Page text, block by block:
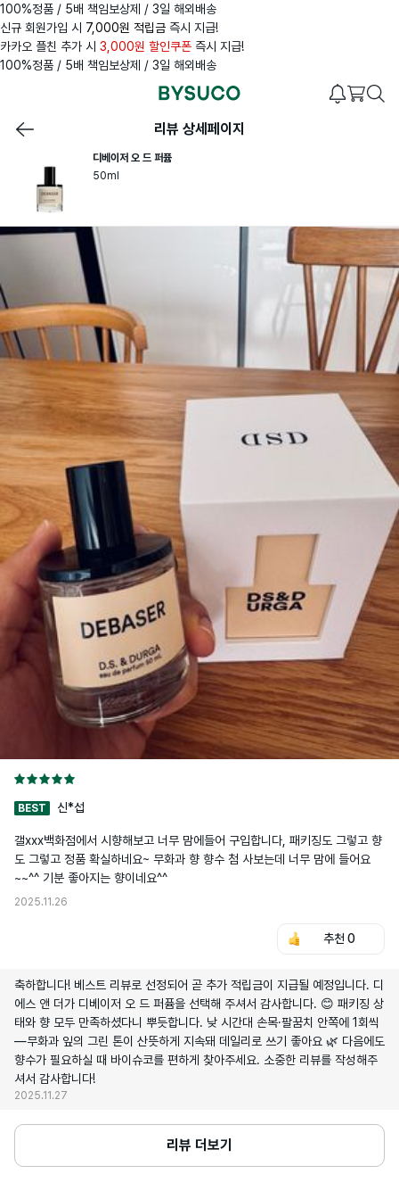
100%정품 / 5배 책임보상제 / 3일 해외배송
신규 회원가입 시 7,000원 적립금 즉시 지급!
카카오 플친 추가 시 3,000원 할인쿠폰 즉시 지급!
100%정품 / 5배 책임보상제 / 3일 해외배송
리뷰 상세페이지
디베이저 오 드 퍼퓸
50ml
BEST 신*섭
갤xxx백화점에서 시향해보고 너무 맘에들어 구입합니다, 패키징도 그렇고 향
도 그렇고 정품 확실하네요~ 무화과 향 향수 첨 사보는데 너무 맘에 들어요
~~^^ 기분 좋아지는 향이네요^^
2025.11.26
추천 0
축하합니다! 베스트 리뷰로 선정되어 곧 추가 적립금이 지급될 예정입니다. 디
에스 앤 더가 디베이저 오 드 퍼퓸을 선택해 주셔서 감사합니다. 😊 패키징 상
태와 향 모두 만족하셨다니 뿌듯합니다. 낮 시간대 손목·팔꿈치 안쪽에 1회씩
—무화과 잎의 그린 톤이 산뜻하게 지속돼 데일리로 쓰기 좋아요 🌿 다음에도
향수가 필요하실 때 바이슈코를 편하게 찾아주세요. 소중한 리뷰를 작성해주
셔서 감사합니다!
2025.11.27
리뷰 더보기